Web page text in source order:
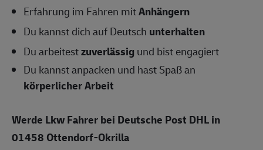
Erfahrung im Fahren mitAnhängern
Du kannst dich auf Deutsch unterhalten
Du arbeitestzuverlässigund bist engagiert
Du kannst anpacken und hast Spaß an
körperlicher Arbeit
Werde Lkw Fahrer bei Deutsche Post DHL in
01458 Ottendorf-Okrilla